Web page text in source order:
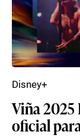
Viña 2025
oficial
Disney+